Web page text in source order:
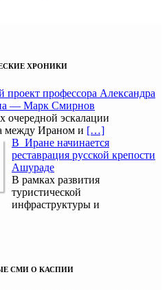
ХРОНИКИ
проект профессора Александра
— Марк Смирнов
очередной эскалации
между Ираном и […]
В Иране начинается
реставрация русской крепости
Ашураде
В рамках развития
туристической
инфраструктуры и
СМИ О КАСПИИ